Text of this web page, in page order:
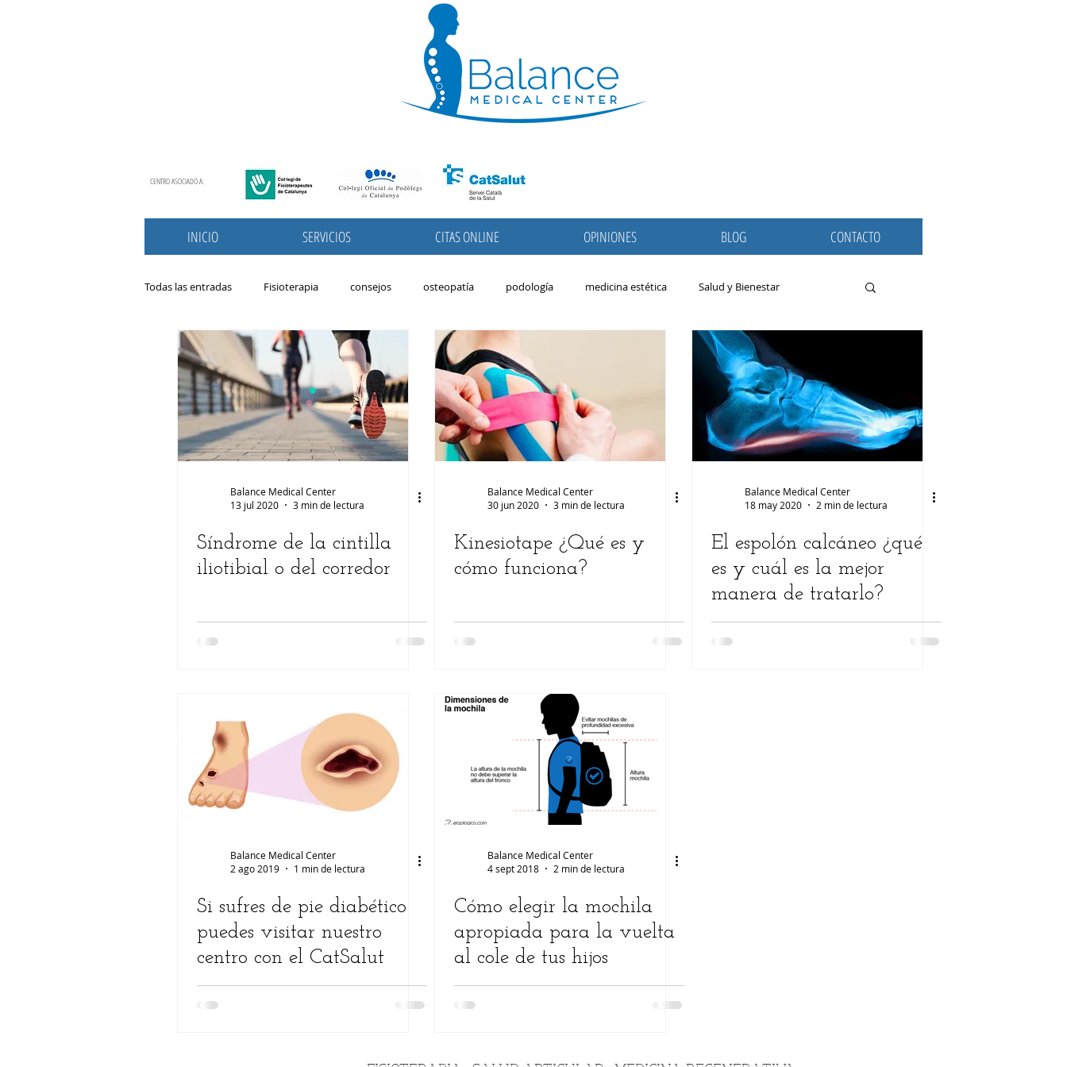
CENTRO ASOCIADO A:
INICIO SERVICIOS CITAS ONLINE OPINIONES BLOG CONTACTO
Todas las entradas Fisioterapia consejos osteopatía podología medicina estética Salud y Bienestar
Nutrición patologias primavera podologia pediatrica dolores de cabeza
pie diabetico Cuerpo Enfermedades Lesiones Estética Auriculoterapia mujeres salud femenina
Balance Medical Center
13 jul 2020
3 min de lectura
Síndrome de la cintilla
iliotibial o del corredor
Balance Medical Center
30 jun 2020
3 min de lectura
Kinesiotape ¿Qué es y
cómo funciona?
Balance Medical Center
18 may 2020
2 min de lectura
El espolón calcáneo ¿qué
es y cuál es la mejor
manera de tratarlo?
Balance Medical Center
2 ago 2019
1 min de lectura
Si sufres de pie diabético
puedes visitar nuestro
centro con el CatSalut
Balance Medical Center
4 sept 2018
2 min de lectura
Cómo elegir la mochila
apropiada para la vuelta
al cole de tus hijos